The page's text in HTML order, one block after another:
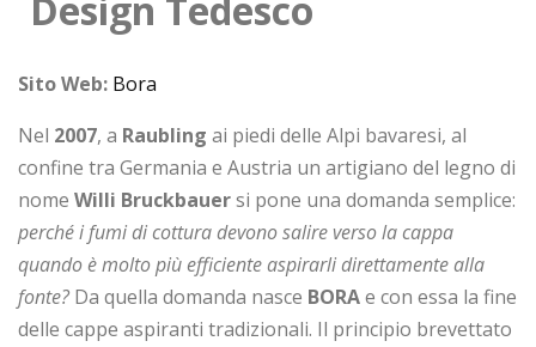
Sito Web: Bora
Nel 2007, a Raubling ai piedi delle Alpi bavaresi, al
confine tra Germania e Austria un artigiano del legno di
nome Willi Bruckbauersi pone una domanda semplice:
perché i fumi di cottura devono salire verso la cappa
quando è molto più efficiente aspirarli direttamente alla
fonte?Da quella domanda nasce BORAe con essa la fine
delle cappe aspiranti tradizionali. Il principio brevettato